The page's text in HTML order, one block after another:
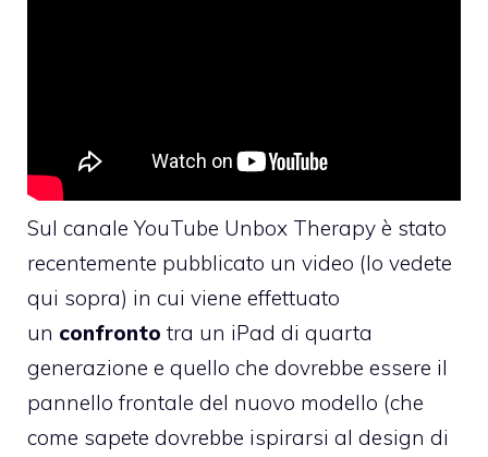
Sul canale YouTube Unbox Therapy è stato
recentemente pubblicato un video (lo vedete
qui sopra) in cui viene effettuato
un confronto tra un iPad di quarta
generazione e quello che dovrebbe essere il
pannello frontale del nuovo modello (che
come sapete dovrebbe ispirarsi al design di